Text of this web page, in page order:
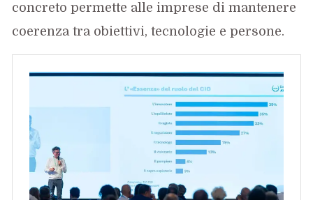
concreto permette alle imprese di mantenere
coerenza tra obiettivi, tecnologie e persone.